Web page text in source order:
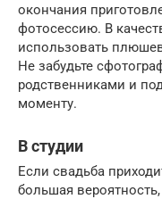
окончания
фотосессию. В
использовать
Не забудьте
родственниками и
моменту.
В студии
Если свадьба
большая